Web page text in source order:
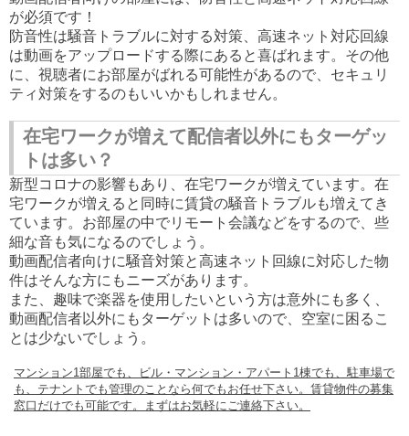
が必須です！
防音性は騒音トラブルに対する対策、高速ネット対応回線
は動画をアップロードする際にあると喜ばれます。その他
に、視聴者にお部屋がばれる可能性があるので、セキュリ
ティ対策をするのもいいかもしれません。
在宅ワークが増えて配信者以外にもターゲッ
トは多い？
新型コロナの影響もあり、在宅ワークが増えています。在
宅ワークが増えると同時に賃貸の騒音トラブルも増えてき
ています。お部屋の中でリモート会議などをするので、些
細な音も気になるのでしょう。
動画配信者向けに騒音対策と高速ネット回線に対応した物
件はそんな方にもニーズがあります。
また、趣味で楽器を使用したいという方は意外にも多く、
動画配信者以外にもターゲットは多いので、空室に困るこ
とは少ないでしょう。
マンション1 部屋でも、ビル・マンション・アパート 1 棟でも、駐車場で
も、テナントでも管理のことなら何でもお任せ下さい。賃貸物件の募集
窓口だけでも可能です。まずはお気軽にご連絡下さい。